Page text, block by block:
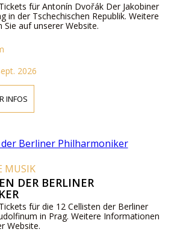
für Antonín Dvořák Der Jakobiner
in der Tschechischen Republik. Weitere
auf unserer Website.
2026
INFOS
MUSIK
DER BERLINER
für die 12 Cellisten der Berliner
in Prag. Weitere Informationen
Website.